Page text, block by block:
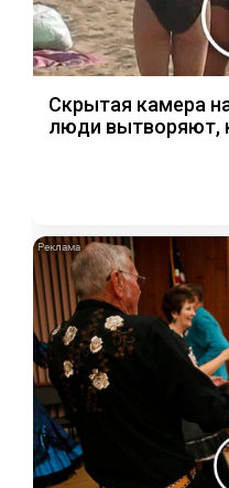
Скрытая камера
люди вытворяют,